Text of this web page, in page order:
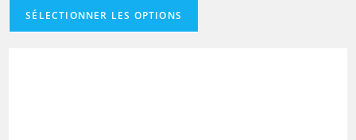
prix :
9,90 €
SÉLECTIONNER LES OPTIONS